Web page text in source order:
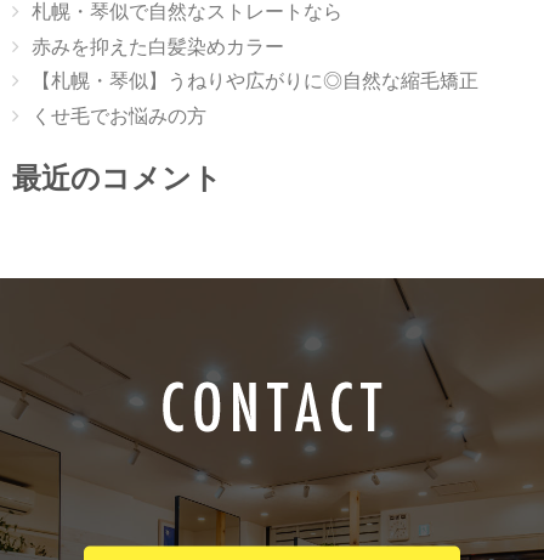
札幌・琴似で自然なストレートなら
赤みを抑えた白髪染めカラー
【札幌・琴似】うねりや広がりに◎自然な縮毛矯正
くせ毛でお悩みの方
最近のコメント